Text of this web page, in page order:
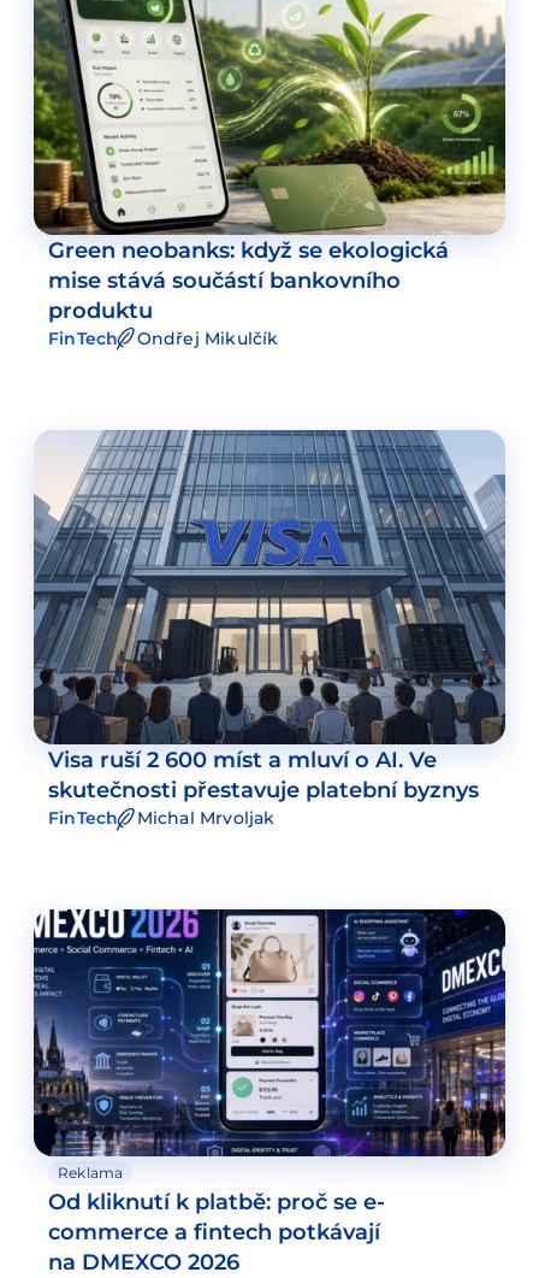
Green neobanks: když se ekologická
mise stává součástí bankovního
produktu
FinTech Ondřej Mikulčík
Visa ruší 2 600 míst a mluví o AI. Ve
skutečnosti přestavuje platební byznys
FinTech Michal Mrvoljak
Reklama
Od kliknutí k platbě: proč se e-
commerce a fintech potkávají
na DMEXCO 2026